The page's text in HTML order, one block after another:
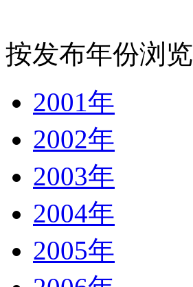
按发布年份浏览
2001年
2002年
2003年
2004年
2005年